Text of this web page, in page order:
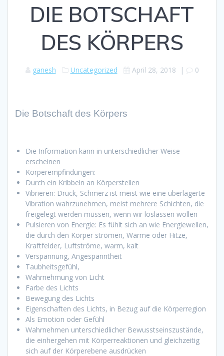
DIE BOTSCHAFT
DES KÖRPERS
ganesh Uncategorized April 28, 2018 | 0
Die Botschaft des Körpers
Die Information kann in unterschiedlicher Weise
erscheinen
Körperempfindungen:
Durch ein Kribbeln an Körperstellen
Vibrieren: Druck, Schmerz ist meist wie eine überlagerte
Vibration wahrzunehmen, meist mehrere Schichten, die
freigelegt werden müssen, wenn wir loslassen wollen
Pulsieren von Energie: Es fühlt sich an wie Energiewellen,
die durch den Körper strömen, Wärme oder Hitze,
Kraftfelder, Luftströme, warm, kalt
Verspannung, Angespanntheit
Taubheitsgefühl,
Wahrnehmung von Licht
Farbe des Lichts
Bewegung des Lichts
Eigenschaften des Lichts, in Bezug auf die Körperregion
Als Emotion oder Gefühl
Wahrnehmen unterschiedlicher Bewusstseinszustände,
die einhergehen mit Körperreaktionen und gleichzeitig
sich auf der Körperebene ausdrücken